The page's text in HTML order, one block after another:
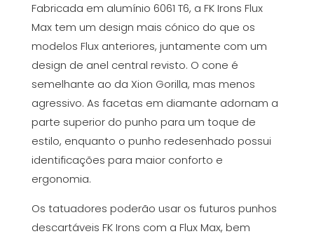
Fabricada em alumínio 6061 T6, a FK Irons Flux
Max tem um design mais cónico do que os
modelos Flux anteriores, juntamente com um
design de anel central revisto. O cone é
semelhante ao da Xion Gorilla, mas menos
agressivo. As facetas em diamante adornam a
parte superior do punho para um toque de
estilo, enquanto o punho redesenhado possui
identificações para maior conforto e
ergonomia.
Os tatuadores poderão usar os futuros punhos
descartáveis FK Irons com a Flux Max, bem